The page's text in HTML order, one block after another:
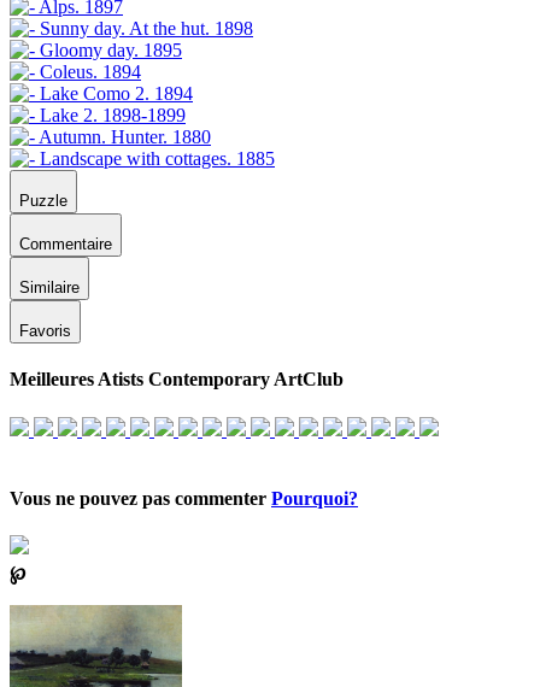
Puzzle
Commentaire
Similaire
Favoris
Meilleures Atists Contemporary ArtClub
Vous ne pouvez pas commenter Pourquoi?
℘